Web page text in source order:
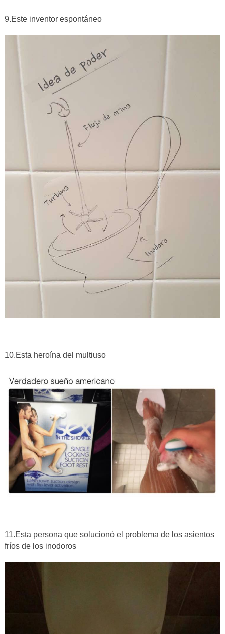
9.Este inventor espontáneo
10.Esta heroína del multiuso
11.Esta persona que solucionó el problema de los asientos
fríos de los inodoros